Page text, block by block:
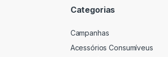
Categorias
Campanhas
Acessórios Consumíveus